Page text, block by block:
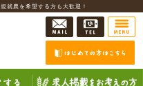
就農を希望する方も大歓迎！